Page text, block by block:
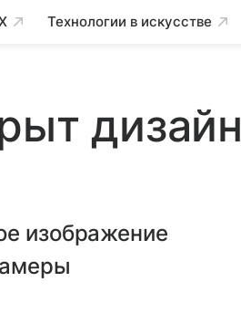
Технологии в искусстве
дизайн
изображение